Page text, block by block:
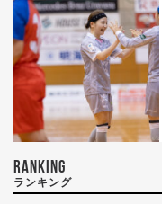
RANKING
ランキング